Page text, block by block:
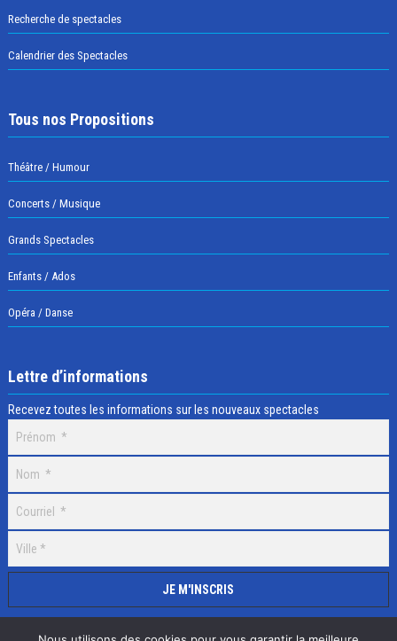
Recherche de spectacles
Calendrier des Spectacles
Tous nos Propositions
Théâtre / Humour
Concerts / Musique
Grands Spectacles
Enfants / Ados
Opéra / Danse
Lettre d’informations
Recevez toutes les informations sur les nouveaux spectacles